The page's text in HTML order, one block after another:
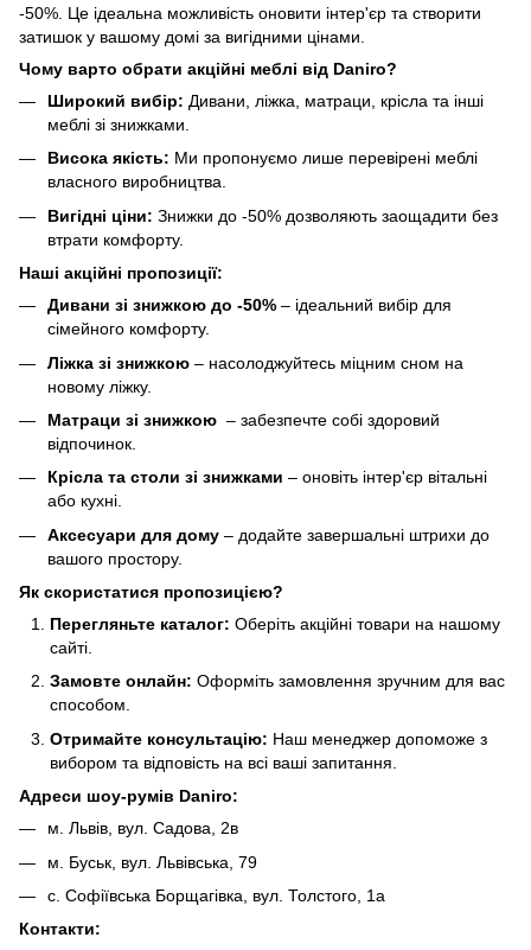
-50%. Це ідеальна можливість оновити інтер'єр та створити
затишок у вашому домі за вигідними цінами.
Чому варто обрати акційні меблі від Daniro?
Широкий вибір: Дивани, ліжка, матраци, крісла та інші
меблі зі знижками.
Висока якість: Ми пропонуємо лише перевірені меблі
власного виробництва.
Вигідні ціни: Знижки до -50% дозволяють заощадити без
втрати комфорту.
Наші акційні пропозиції:
Дивани зі знижкою до -50% – ідеальний вибір для
сімейного комфорту.
Ліжка зі знижкою – насолоджуйтесь міцним сном на
новому ліжку.
Матраци зі знижкою – забезпечте собі здоровий
відпочинок.
Крісла та столи зі знижками – оновіть інтер'єр вітальні
або кухні.
Аксесуари для дому – додайте завершальні штрихи до
вашого простору.
Як скористатися пропозицією?
Перегляньте каталог: Оберіть акційні товари на нашому
сайті.
Замовте онлайн: Оформіть замовлення зручним для вас
способом.
Отримайте консультацію: Наш менеджер допоможе з
вибором та відповість на всі ваші запитання.
Адреси шоу-румів Daniro:
м. Львів, вул. Садова, 2в
м. Буськ, вул. Львівська, 79
с. Софіївська Борщагівка, вул. Толстого, 1а
Контакти: